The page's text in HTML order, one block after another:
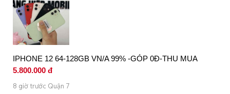
IPHONE 12 64-128GB VN/A 99% -GÓP 0Đ-THU MUA
5.800.000 đ
8 giờ trước Quận 7